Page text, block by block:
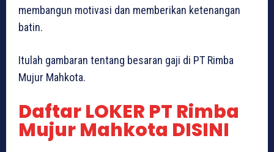
membangun motivasi dan memberikan ketenangan
batin.
Itulah gambaran tentang besaran gaji di PT Rimba
Mujur Mahkota.
Daftar LOKER PT Rimba
Mujur Mahkota DISINI